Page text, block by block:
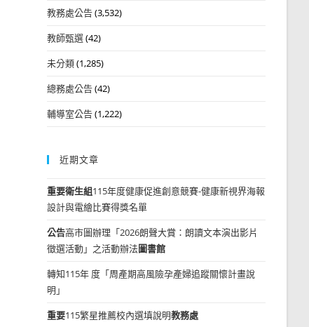
教務處公告(3,532)
教師甄選(42)
未分類(1,285)
總務處公告(42)
輔導室公告(1,222)
近期文章
重要衛生組115年度健康促進創意競賽-健康新視界海報
設計與電繪比賽得獎名單
公告高市圖辦理「2026朗聲大賞：朗讀文本演出影片
徵選活動」之活動辦法圖書館
轉知115年 度「周產期高風險孕產婦追蹤關懷計畫說
明」
重要115繁星推薦校內選填說明教務處